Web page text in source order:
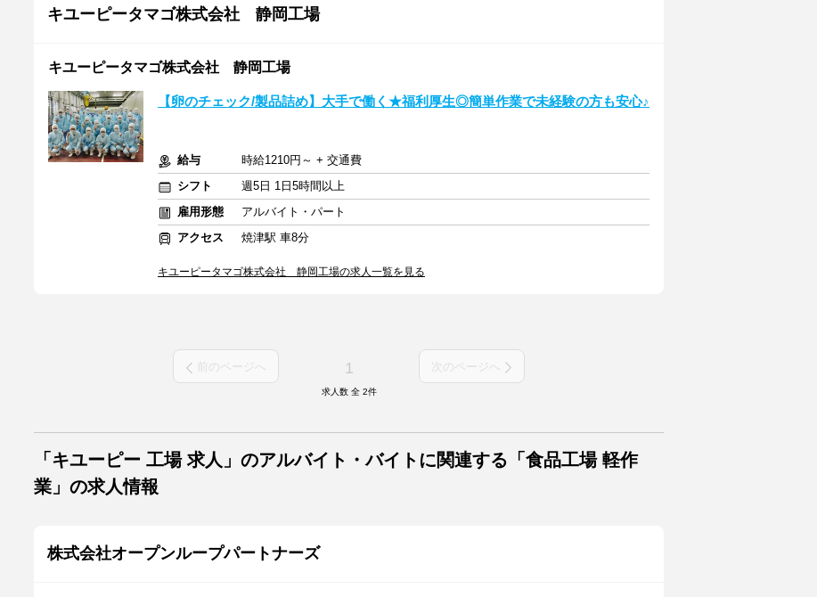
キユーピータマゴ株式会社 静岡工場
キユーピータマゴ株式会社 静岡工場
【卵のチェック/製品詰め】大手で働く★福利厚生◎簡単作業で未経験の方も安心♪
給与
時給1210円～ + 交通費
シフト
週5日 1日5時間以上
雇用形態
アルバイト・パート
アクセス
焼津駅 車8分
キユーピータマゴ株式会社 静岡工場の求人一覧を見る
前のページへ 1 次のページへ
求人数 全 2件
「キユーピー 工場 求人」のアルバイト・バイトに関連する「食品工場 軽作
業」の求人情報
株式会社オープンループパートナーズ